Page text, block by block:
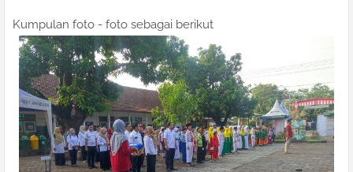
Kumpulan foto - foto sebagai berikut